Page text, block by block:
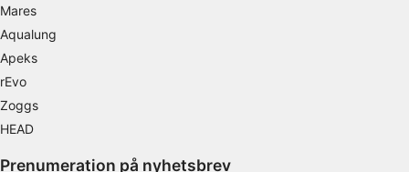
Mares
Aqualung
Apeks
rEvo
Zoggs
HEAD
Prenumeration på nyhetsbrev